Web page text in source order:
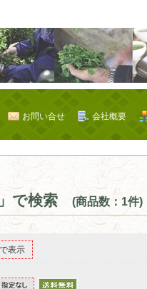
会社概要
お問い合せ
で検索 (商品数：1件)
表示